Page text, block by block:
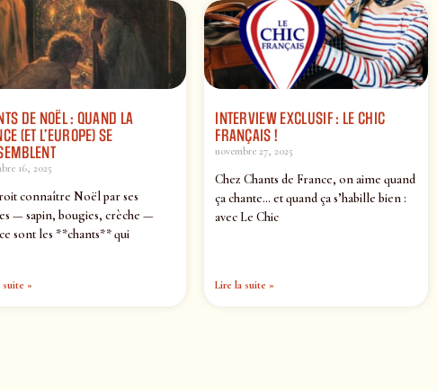
DE NOËL : QUAND LA
(ET L’EUROPE) SE
16, 2025
connaître Noël par ses
— sapin, bougies, crèche —
sont les **chants** qui
suite »
INTERVIEW EXCLUSIF : LE CHIC
FRANÇAIS !
novembre 27, 2025
Chez Chants de France, on aime quand
ça chante… et quand ça s’habille bien :
avec Le Chic
Lire la suite »